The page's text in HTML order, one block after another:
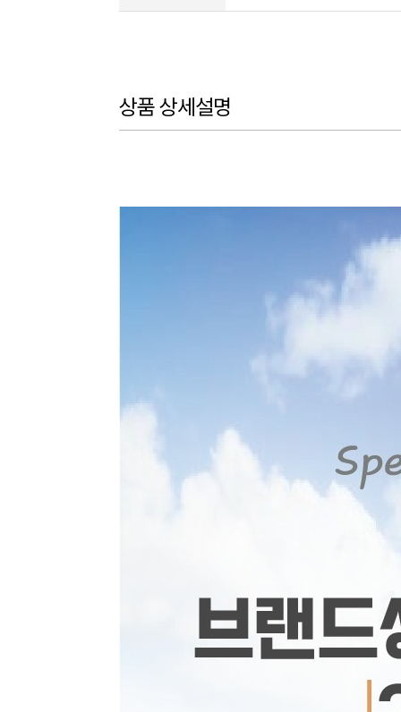
상품 상세설명